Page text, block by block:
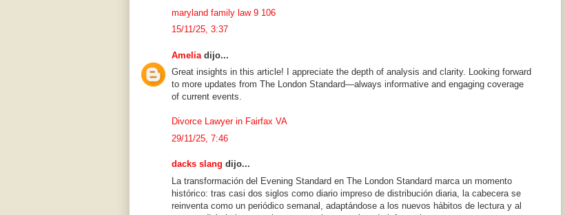
maryland family law 9 106
15/11/25, 3:37
Amelia dijo...
Great insights in this article! I appreciate the depth of analysis and clarity. Looking forward
to more updates from The London Standard—always informative and engaging coverage
of current events.
Divorce Lawyer in Fairfax VA
29/11/25, 7:46
dacks slang dijo...
La transformación del Evening Standard en The London Standard marca un momento
histórico: tras casi dos siglos como diario impreso de distribución diaria, la cabecera se
reinventa como un periódico semanal, adaptándose a los nuevos hábitos de lectura y al